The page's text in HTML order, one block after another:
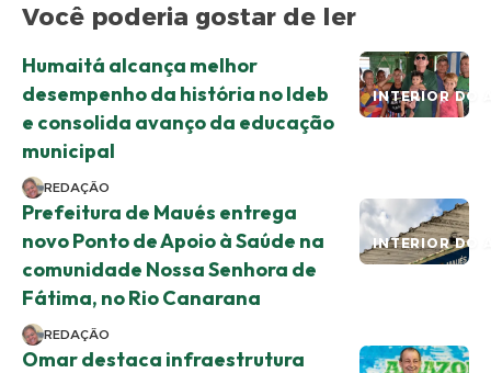
Você poderia gostar de ler
INTERIOR DO
Humaitá alcança melhor
desempenho da história no Ideb
e consolida avanço da educação
municipal
REDAÇÃO
INTERIOR DO
Prefeitura de Maués entrega
novo Ponto de Apoio à Saúde na
comunidade Nossa Senhora de
Fátima, no Rio Canarana
REDAÇÃO
Omar destaca infraestrutura